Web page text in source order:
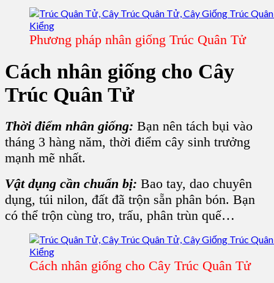
Phương pháp nhân giống Trúc Quân Tử
Cách nhân giống cho Cây
Trúc Quân Tử
Thời điểm nhân giống: Bạn nên tách bụi vào
tháng 3 hàng năm, thời điểm cây sinh trưởng
mạnh mẽ nhất.
Vật dụng cần chuẩn bị: Bao tay, dao chuyên
dụng, túi nilon, đất đã trộn sẵn phân bón. Bạn
có thể trộn cùng tro, trấu, phân trùn quế…
Cách nhân giống cho Cây Trúc Quân Tử